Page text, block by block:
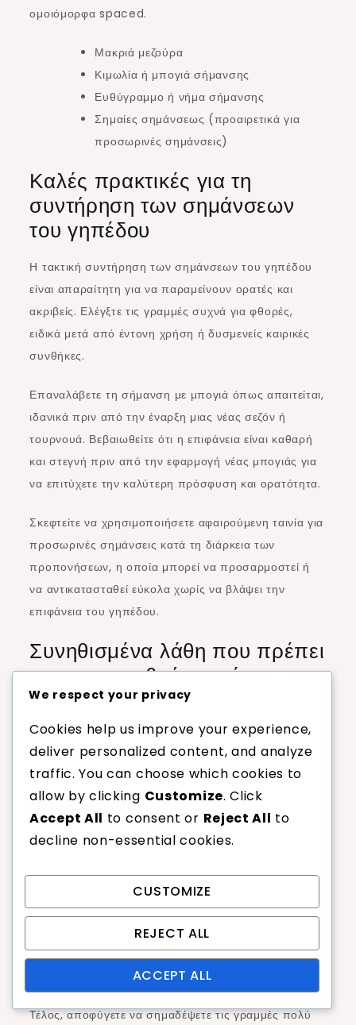
ομοιόμορφα spaced.
Μακριά μεζούρα
Κιμωλία ή μπογιά σήμανσης
Ευθύγραμμο ή νήμα σήμανσης
Σημαίες σημάνσεως (προαιρετικά για
προσωρινές σημάνσεις)
Καλές πρακτικές για τη
συντήρηση των σημάνσεων
του γηπέδου
Η τακτική συντήρηση των σημάνσεων του γηπέδου
είναι απαραίτητη για να παραμείνουν ορατές και
ακριβείς. Ελέγξτε τις γραμμές συχνά για φθορές,
ειδικά μετά από έντονη χρήση ή δυσμενείς καιρικές
συνθήκες.
Επαναλάβετε τη σήμανση με μπογιά όπως απαιτείται,
ιδανικά πριν από την έναρξη μιας νέας σεζόν ή
τουρνουά. Βεβαιωθείτε ότι η επιφάνεια είναι καθαρή
και στεγνή πριν από την εφαρμογή νέας μπογιάς για
να επιτύχετε την καλύτερη πρόσφυση και ορατότητα.
Σκεφτείτε να χρησιμοποιήσετε αφαιρούμενη ταινία για
προσωρινές σημάνσεις κατά τη διάρκεια των
προπονήσεων, η οποία μπορεί να προσαρμοστεί ή
να αντικατασταθεί εύκολα χωρίς να βλάψει την
επιφάνεια του γηπέδου.
Συνηθισμένα λάθη που πρέπει
να αποφευχθούν κατά την
εγκατάσταση
Ένα κοινό λάθος είναι η λανθασμένη υπολογιστική
διάσταση της περιοχής εξυπηρέτησης, που μπορεί να
οδηγήσει σε διαφωνίες κατά τη διάρκεια του
παιχνιδιού. Ελέγξτε πάντα τις μετρήσεις σας πριν
σημαδέψετε τις γραμμές.
για τη σήμανση, όπως κανονική μπογιά που μπορεί
να μην αντέξει στη φθορά. Χρησιμοποιήστε
εξειδικευμένη μπογιά σήμανσης γηπέδου
σχεδιασμένη για αθλητικές επιφάνειες για να
διασφαλίσετε την ανθεκτικότητα.
Τέλος, αποφύγετε να σημαδέψετε τις γραμμές πολύ
We respect your privacy
Cookies help us improve your experience,
deliver personalized content, and analyze
traffic. You can choose which cookies to
allow by clicking Customize. Click
Accept All to consent or Reject All to
decline non-essential cookies.
CUSTOMIZE
REJECT ALL
ACCEPT ALL